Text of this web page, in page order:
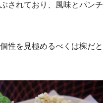
されており、風味とパンチ
性を見極めるべくは椀だと